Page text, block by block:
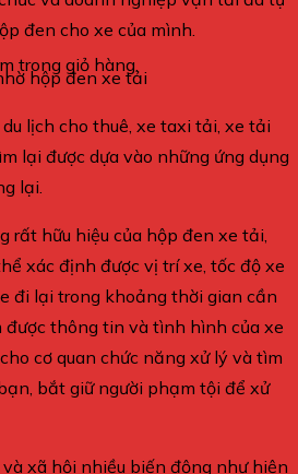
trong giỏ hàng.
đen cho xe của mình.
hộp đen xe tải
lịch cho thuê, xe taxi tải, xe tải
lại được dựa vào những ứng dụng
lại.
rất hữu hiệu của hộp đen xe tải,
xác định được vị trí xe, tốc độ xe
đi lại trong khoảng thời gian cần
được thông tin và tình hình của xe
cơ quan chức năng xử lý và tìm
bắt giữ người phạm tội để xử
xã hội nhiều biến động như hiện